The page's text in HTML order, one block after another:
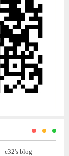
c32's blog